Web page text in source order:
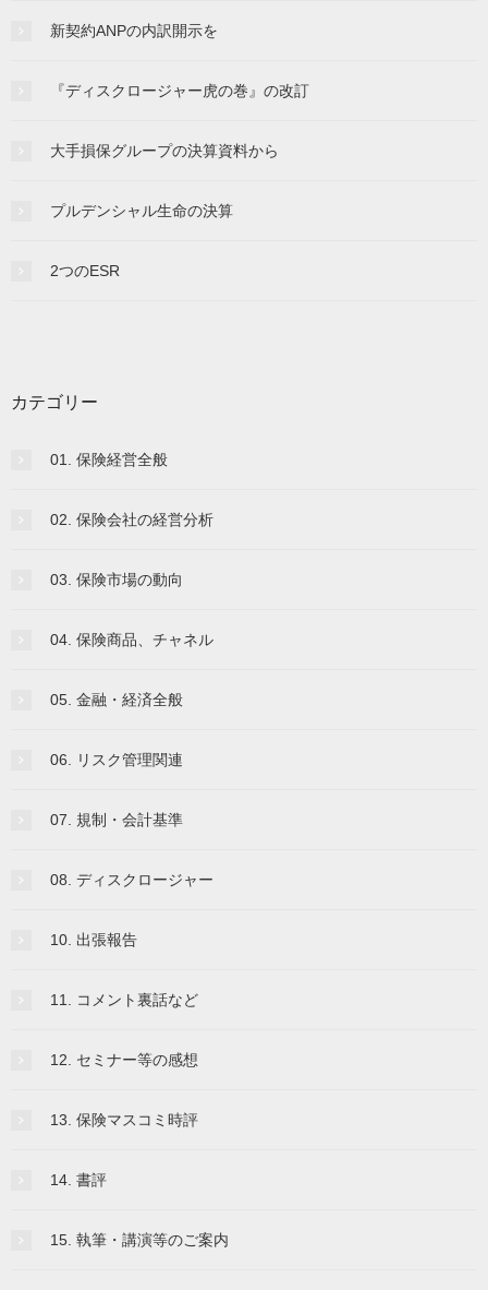
新契約ANPの内訳開示を
『ディスクロージャー虎の巻』の改訂
大手損保グループの決算資料から
プルデンシャル生命の決算
2つのESR
カテゴリー
01. 保険経営全般
02. 保険会社の経営分析
03. 保険市場の動向
04. 保険商品、チャネル
05. 金融・経済全般
06. リスク管理関連
07. 規制・会計基準
08. ディスクロージャー
10. 出張報告
11. コメント裏話など
12. セミナー等の感想
13. 保険マスコミ時評
14. 書評
15. 執筆・講演等のご案内